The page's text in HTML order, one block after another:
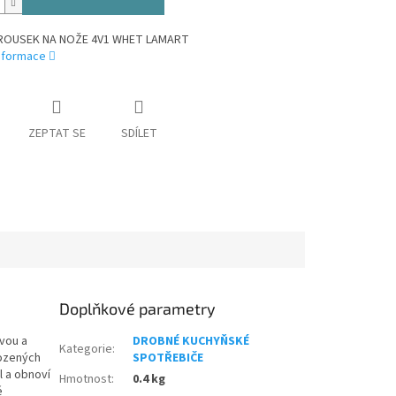
NA NOŽE 4V1 WHET LAMART
ZEPTAT SE SDÍLET
a
a obnoví
Doplňkové parametry
Kategorie:
DROBNÉ KUCHYŇSKÉ
SPOTŘEBIČE
Hmotnost:
0.4 kg